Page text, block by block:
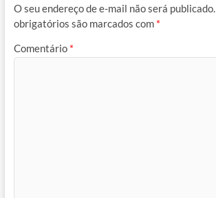
O seu endereço de e-mail não será publicado.
obrigatórios são marcados com *
Comentário *